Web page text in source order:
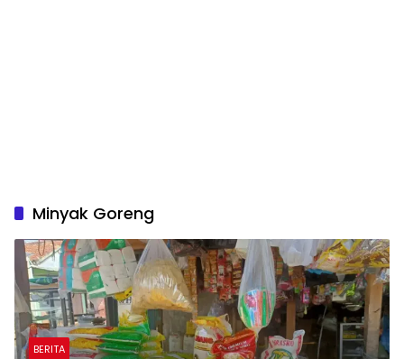
Minyak Goreng
BERITA